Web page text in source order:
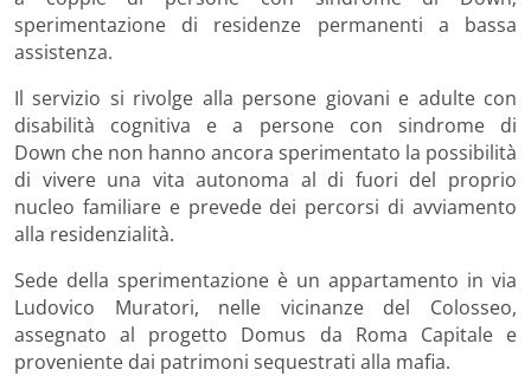
sperimentazione di residenze permanenti a bassa
assistenza.
Il servizio si rivolge alla persone giovani e adulte con
disabilità cognitiva e a persone con sindrome di
Down che non hanno ancora sperimentato la possibilità
di vivere una vita autonoma al di fuori del proprio
nucleo familiare e prevede dei percorsi di avviamento
alla residenzialità.
Sede della sperimentazione è un appartamento in via
Ludovico Muratori, nelle vicinanze del Colosseo,
assegnato al progetto Domus da Roma Capitale e
proveniente dai patrimoni sequestrati alla mafia.